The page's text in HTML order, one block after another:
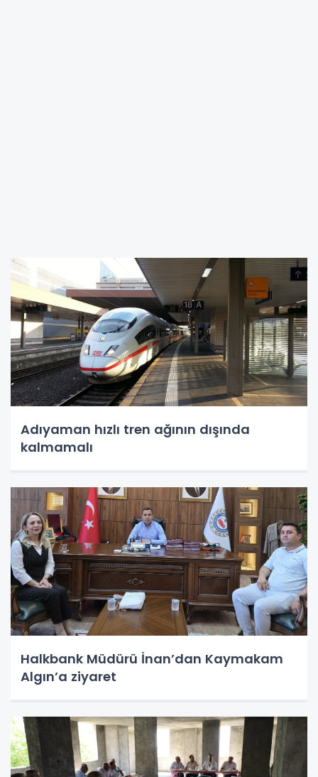
Adıyaman hızlı tren ağının dışında
kalmamalı
Halkbank Müdürü İnan’dan Kaymakam
Algın’a ziyaret